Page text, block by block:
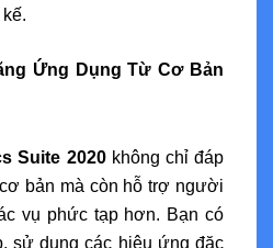
Ứng Dụng Từ Cơ Bản
Suite 2020không chỉ đáp
bản mà còn hỗ trợ người
vụ phức tạp hơn. Bạn có
sử dụng các hiệu ứng đặc